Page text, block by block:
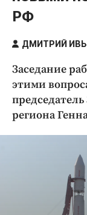
Культура
Праздники
Спорт
РФ
ДМИТРИЙ
Заседание
этими
региона